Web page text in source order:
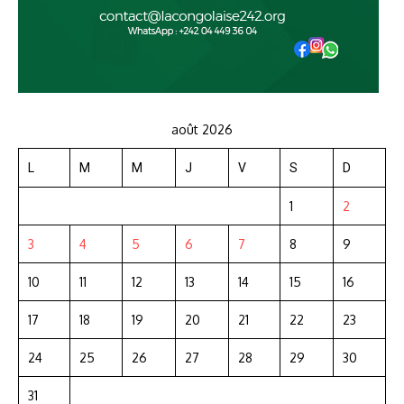
août 2026
L M M J V S D
1 2
3 4 5 6 7 8 9
10 11 12 13 14 15 16
17 18 19 20 21 22 23
24 25 26 27 28 29 30
31